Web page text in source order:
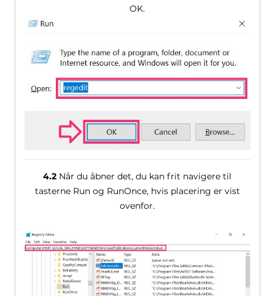
OK.
4.2 Når du åbner det, du kan frit navigere til
tasterne Run og RunOnce, hvis placering er vist
ovenfor.